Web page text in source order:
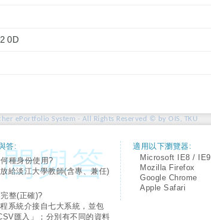
0D
ePortfolio System - All Rights Reserved © by OIS, TKU
答:
種身份使用?
給淡江大學教師(含專、兼任)
整(正確)?
系統介接自七大系統，並包
匯入」；分別有不同的資料
適用以下瀏覽器:
Microsoft IE8 / IE9
Mozilla Firefox
Google Chrome
Apple Safari